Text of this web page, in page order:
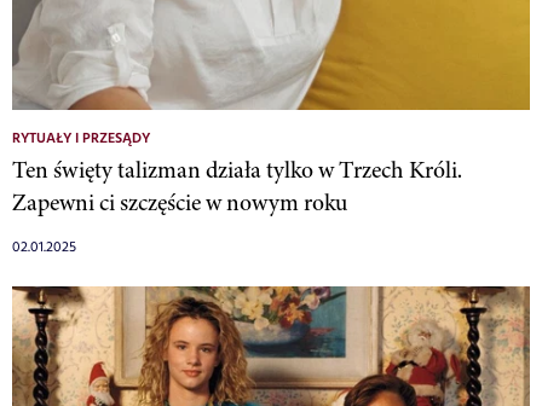
RYTUAŁY I PRZESĄDY
Ten święty talizman działa tylko w Trzech Króli.
Zapewni ci szczęście w nowym roku
02.01.2025